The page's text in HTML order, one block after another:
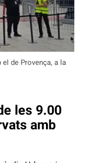
de Provença, a la
les 9.00
amb